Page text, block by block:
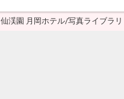
仙渓園 月岡ホテル/写真ライブラリ